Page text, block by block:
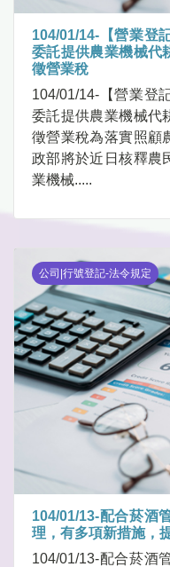
104/01/14-【營業登
委託提供農業機械代
徵營業稅
104/01/14-【營業登
委託提供農業機械代
徵營業稅為落實照顧
政部將於近日核釋農
業機械.....
公司|行號登記-法令規定
104/01/13-配合菸酒
理，有多項新措施，
104/01/13-配合菸酒